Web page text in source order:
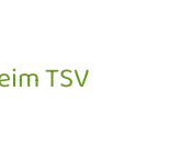
TSV